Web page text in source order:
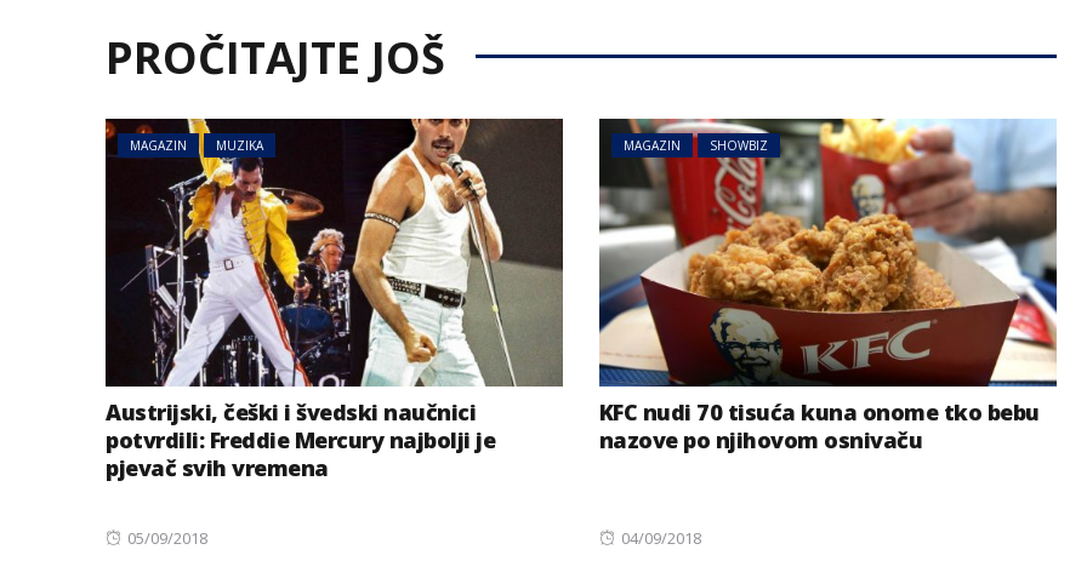
PROČITAJTE JOŠ
MAGAZIN MUZIKA
Austrijski, češki i švedski naučnici
potvrdili: Freddie Mercury najbolji je
pjevač svih vremena
Posted
05/09/2018
MAGAZIN SHOWBIZ
KFC nudi 70 tisuća kuna onome tko bebu
nazove po njihovom osnivaču
Posted
04/09/2018